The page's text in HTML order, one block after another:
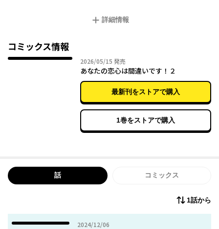
けれど……完成した惚れ薬をよりにもよって５年越しの片想いの
「エルゼ嬢、きみが好きだ。俺と結婚を前提につきあって欲し
い」
途端にエルゼを口説き始めた騎士に、アタマを抱えるエルゼ。好
きな相手だからこそ、薬の作用による告白に応えるわけにはいか
無口なはずだったのにやたらと甘い口説き文句を饒舌に語りだす
騎士に、エルゼは必死に抗うけれど――。
「受けられません。あなたの気持ちは間違いですから！」
攻める騎士と逃げたい研究職の女性の恋愛攻防戦！
詳細情報
コミックス情報
2026/05/15 2026年05月15日
発売
あなたの恋心は間違いです！２
最新刊をストアで購入
1巻をストアで購入
話 コミックス
1話から
2024/12/06
2024年12月06日